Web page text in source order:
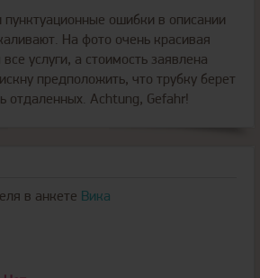
ошибки в описании
На фото очень красивая
услуги, а стоимость заявлена
предположить, что трубку берет
отдаленных. Achtung, Gefahr!
в анкете Вика